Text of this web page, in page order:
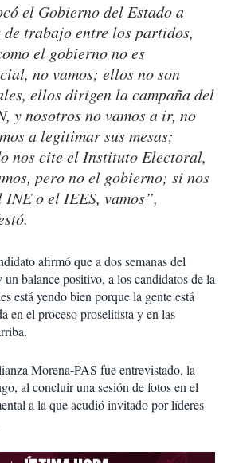
el Gobierno del Estado a
de trabajo entre los partidos,
el gobierno no es
no vamos; ellos no son
ellos dirigen la campaña del
y nosotros no vamos a ir, no
a legitimar sus mesas;
nos cite el Instituto Electoral,
pero no el gobierno; si nos
o el IEES, vamos”,
afirmó que a dos semanas del
balance positivo, a los candidatos de la
está yendo bien porque la gente está
en el proceso proselitista y en las
Morena-PAS fue entrevistado, la
al concluir una sesión de fotos en el
a la que acudió invitado por líderes